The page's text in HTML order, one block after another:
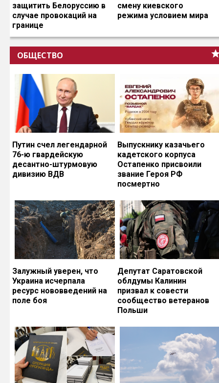
защитить Белоруссию в
случае провокаций на
границе
смену киевского
режима условием мира
ОБЩЕСТВО
Путин счел легендарной
76-ю гвардейскую
десантно-штурмовую
дивизию ВДВ
Выпускнику казачьего
кадетского корпуса
Остапенко присвоили
звание Героя РФ
посмертно
Залужный уверен, что
Украина исчерпала
ресурс нововведений на
поле боя
Депутат Саратовской
облдумы Калинин
призвал к совести
сообщество ветеранов
Польши